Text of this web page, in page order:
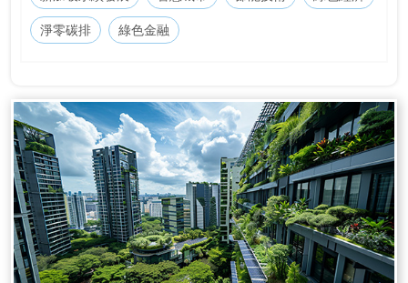
淨零碳排 綠色金融